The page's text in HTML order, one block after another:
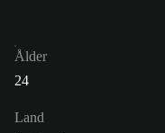
Ålder
24
Land